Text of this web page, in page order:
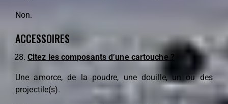
Non.
ACCESSOIRES
Citez les composants d’une cartouche ?
Une amorce, de la poudre, une douille, un ou des
projectile(s).